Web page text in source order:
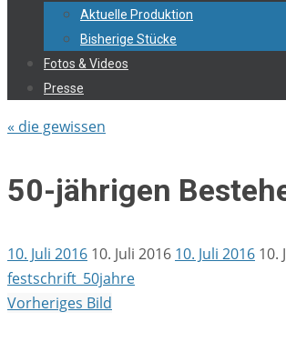
Aktuelle Produktion
Bisherige Stücke
Fotos & Videos
Presse
« die gewissen
50-jährigen
10. Juli 2016 10. Juli 2016 10. Juli 2016 10.
festschrift_50jahre
Vorheriges Bild